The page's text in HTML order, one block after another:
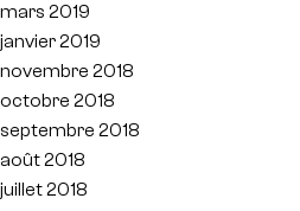
mars 2019
janvier 2019
novembre 2018
octobre 2018
septembre 2018
août 2018
juillet 2018